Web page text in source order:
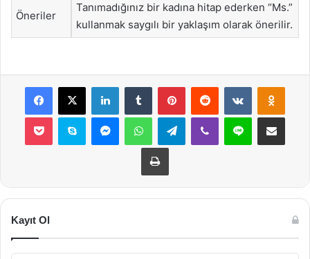
Öneriler
Tanımadığınız bir kadına hitap ederken “Ms.”
kullanmak saygılı bir yaklaşım olarak önerilir.
Facebook
X LinkedInTumblr PinterestReddit VKontakte
Pocket Skype MessengerWhatsAppTelegramViber Line E-Posta ile
Yazdır
Kayıt Ol